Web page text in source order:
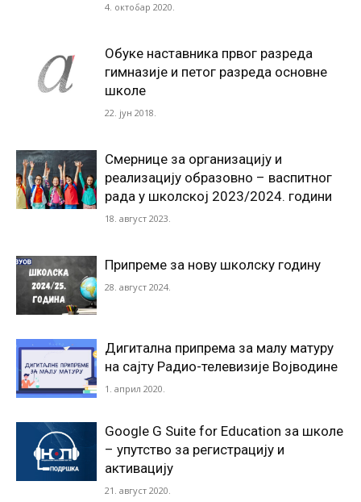
4. октобар 2020.
Oбукe наставника првог разреда
гимназије и петог разреда основне
школе
22. јун 2018.
Смернице за организацију и
реализацију образовно – васпитног
рада у школској 2023/2024. години
18. август 2023.
Припреме за нову школску годину
28. август 2024.
Дигитална припрема за малу матуру
на сајту Радио-телевизије Војводине
1. април 2020.
Google G Suite for Education за школе
– упутство за регистрацију и
активацију
21. август 2020.